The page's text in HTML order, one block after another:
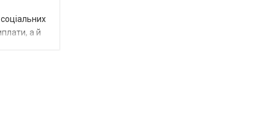
а й